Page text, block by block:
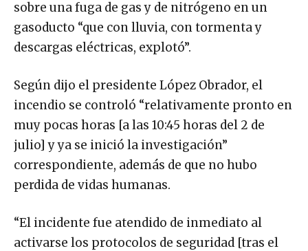
sobre una fuga de gas y de nitrógeno en un
gasoducto “que con lluvia, con tormenta y
descargas eléctricas, explotó”.
Según dijo el presidente López Obrador, el
incendio se controló “relativamente pronto en
muy pocas horas [a las 10:45 horas del 2 de
julio] y ya se inició la investigación”
correspondiente, además de que no hubo
perdida de vidas humanas.
“El incidente fue atendido de inmediato al
activarse los protocolos de seguridad [tras el